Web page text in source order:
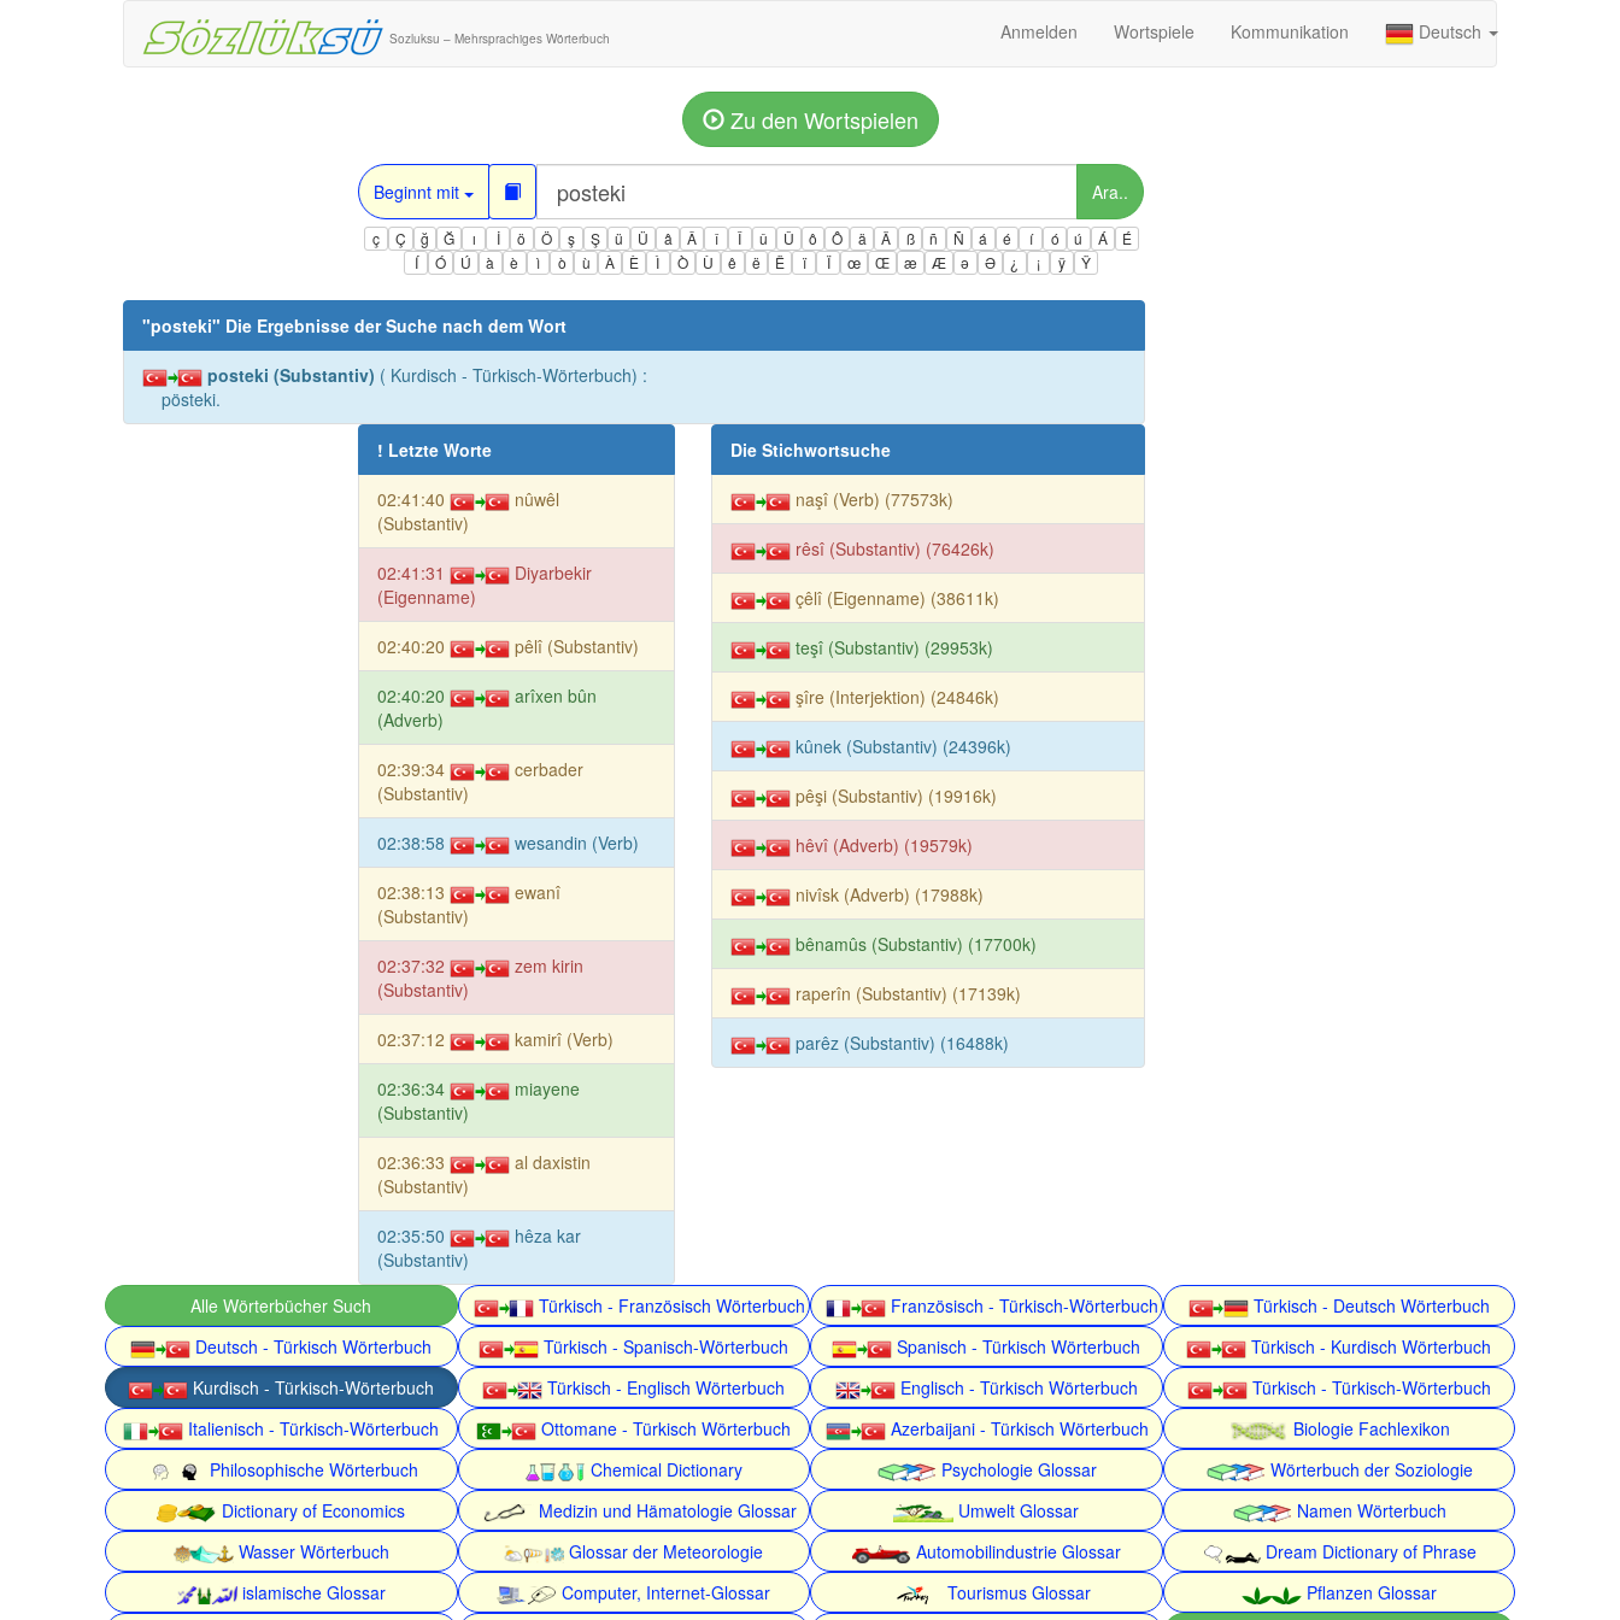
Sozluksu – Mehrsprachiges Wörterbuch Anmelden Wortspiele Kommunikation Deutsch
Zu den Wortspielen
Beginnt mit Ara..
ç Ç ğ Ğ ı İ ö Ö ş Ş ü Ü â Â î Î û Û ô Ô ä Ä ß ñ Ñ á é í ó ú Á
É
Í
Ó Ú à è ì ò ù À È Ì Ò Ù ê ë Ë ï Ï œ Œ æ Æ ə Ə ¿ ¡ ÿ Ÿ
"posteki" Die Ergebnisse der Suche nach dem Wort
posteki (Substantiv) ( Kurdisch - Türkisch-Wörterbuch) :
pösteki.
! Letzte Worte
02:41:40
nûwêl
(Substantiv)
02:41:31
Diyarbekir
(Eigenname)
02:40:20 pêlî (Substantiv)
02:40:20
arîxen bûn
(Adverb)
02:39:34
cerbader
(Substantiv)
02:38:58 wesandin (Verb)
02:38:13
ewanî
(Substantiv)
02:37:32
zem kirin
(Substantiv)
02:37:12 kamirî (Verb)
02:36:34
miayene
(Substantiv)
02:36:33
al daxistin
(Substantiv)
02:35:50
hêza kar
(Substantiv)
Die Stichwortsuche
naşî (Verb) (77573k)
rêsî (Substantiv) (76426k)
çêlî (Eigenname) (38611k)
teşî (Substantiv) (29953k)
şîre (Interjektion) (24846k)
kûnek (Substantiv) (24396k)
pêşi (Substantiv) (19916k)
hêvî (Adverb) (19579k)
nivîsk (Adverb) (17988k)
bênamûs (Substantiv) (17700k)
raperîn (Substantiv) (17139k)
parêz (Substantiv) (16488k)
Alle Wörterbücher Such Türkisch - Französisch Wörterbuch Französisch - Türkisch-Wörterbuch
Türkisch - Deutsch Wörterbuch
Deutsch - Türkisch Wörterbuch
Türkisch - Spanisch-Wörterbuch Spanisch - Türkisch Wörterbuch
Türkisch - Kurdisch Wörterbuch
Kurdisch - Türkisch-Wörterbuch
Türkisch - Englisch Wörterbuch Englisch - Türkisch Wörterbuch
Türkisch - Türkisch-Wörterbuch
Italienisch - Türkisch-Wörterbuch
Ottomane - Türkisch Wörterbuch Azerbaijani - Türkisch Wörterbuch
Biologie Fachlexikon
Philosophische Wörterbuch
Chemical Dictionary Psychologie Glossar
Wörterbuch der Soziologie
Dictionary of Economics
Medizin und Hämatologie Glossar Umwelt Glossar
Namen Wörterbuch
Wasser Wörterbuch
Glossar der Meteorologie Automobilindustrie Glossar
Dream Dictionary of Phrase
islamische Glossar
Computer, Internet-Glossar Tourismus Glossar Pflanzen Glossar